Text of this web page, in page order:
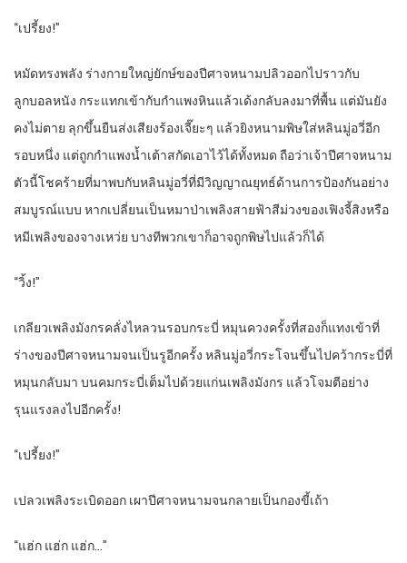
“เปรี้ยง!”
หมัดทรงพลัง ร่างกายใหญ่ยักษ์ของปีศาจหนามปลิวออกไปราวกับ
ลูกบอลหนัง กระแทกเข้ากับกำแพงหินแล้วเด้งกลับลงมาที่พื้น แต่มันยัง
คงไม่ตาย ลุกขึ้นยืนส่งเสียงร้องเจี๊ยะๆ แล้วยิงหนามพิษใส่หลินมู่อวี่อีก
รอบหนึ่ง แต่ถูกกำแพงน้ำเต้าสกัดเอาไว้ได้ทั้งหมด ถือว่าเจ้าปีศาจหนาม
ตัวนี้โชคร้ายที่มาพบกับหลินมู่อวี่ที่มีวิญญาณยุทธ์ด้านการป้องกันอย่าง
สมบูรณ์แบบ หากเปลี่ยนเป็นหมาป่าเพลิงสายฟ้าสีม่วงของเฟิงจี้สิงหรือ
หมีเพลิงของจางเหว่ย บางทีพวกเขาก็อาจถูกพิษไปแล้วก็ได้
“วิ้ง!”
เกลียวเพลิงมังกรคลั่งไหลวนรอบกระบี่ หมุนควงครั้งที่สองก็แทงเข้าที่
ร่างของปีศาจหนามจนเป็นรูอีกครั้ง หลินมู่อวี่กระโจนขึ้นไปคว้ากระบี่ที่
หมุนกลับมา บนคมกระบี่เต็มไปด้วยแก่นเพลิงมังกร แล้วโจมตีอย่าง
รุนแรงลงไปอีกครั้ง!
“เปรี้ยง!”
เปลวเพลิงระเบิดออก เผาปีศาจหนามจนกลายเป็นกองขี้เถ้า
“แฮ่ก แฮ่ก แฮ่ก…”